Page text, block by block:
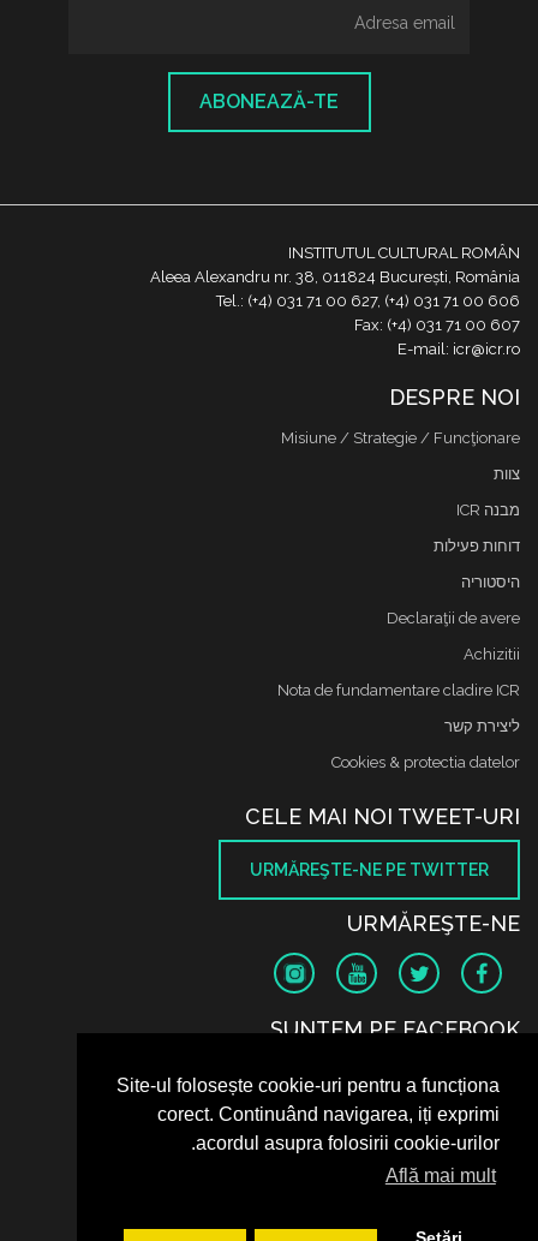
Site-ul folosește cookie-uri pentru a funcționa
corect. Continuând navigarea, iți exprimi
acordul asupra folosirii cookie-urilor.
Află mai mult
ABONEAZĂ-TE
INSTITUTUL CULTURAL ROMÂN
Aleea Alexandru nr. 38, 011824 București, România
Tel.: (+4) 031 71 00 627, (+4) 031 71 00 606
Fax: (+4) 031 71 00 607
E-mail: icr@icr.ro
DESPRE NOI
Misiune / Strategie / Funcţionare
צוות
מבנה ICR
דוחות פעילות
היסטוריה
Declaraţii de avere
Achizitii
Nota de fundamentare cladire ICR
ליצירת קשר
Cookies & protectia datelor
CELE MAI NOI TWEET-URI
URMĂREŞTE-NE PE TWITTER
URMĂREŞTE-NE
SUNTEM PE FACEBOOK